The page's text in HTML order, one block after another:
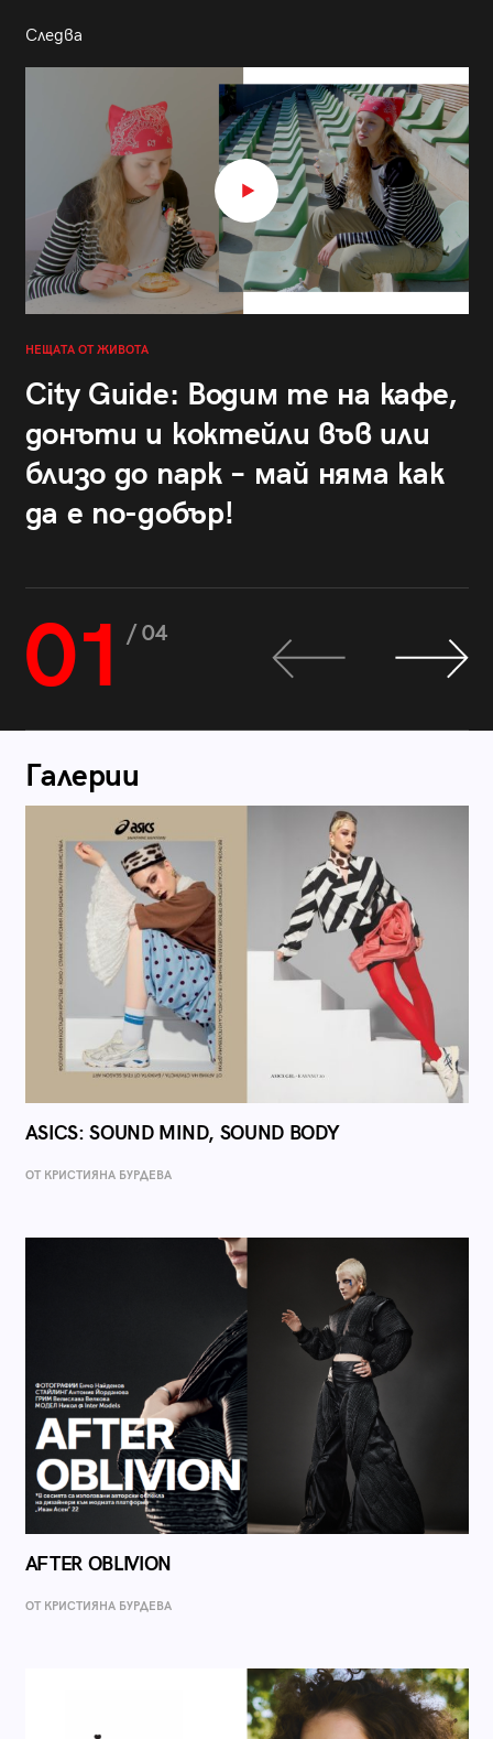
Следва
НЕЩАТА ОТ ЖИВОТА
City Guide: Водим те на кафе,
донъти и коктейли във или
близо до парк – май няма как
да е по-добър!
01 / 04
Галерии
ASICS: SOUND MIND, SOUND BODY
ОТ КРИСТИЯНА БУРДЕВА
AFTER OBLIVION
ОТ КРИСТИЯНА БУРДЕВА